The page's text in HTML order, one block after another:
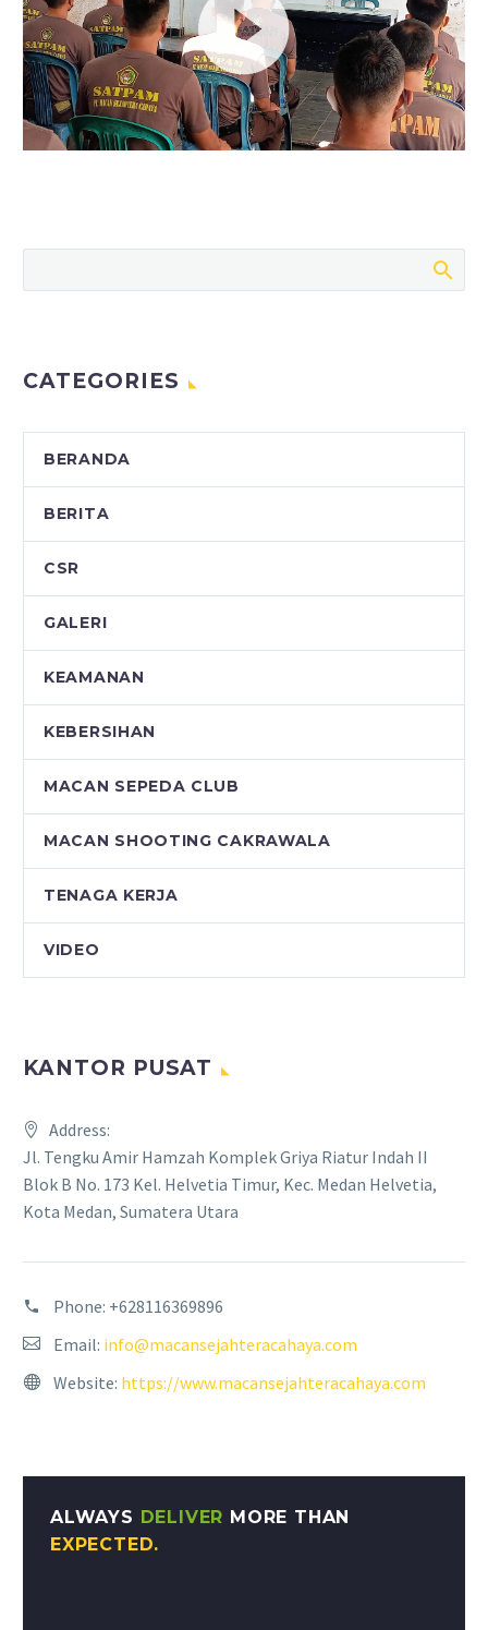
CATEGORIES
BERANDA
BERITA
CSR
GALERI
KEAMANAN
KEBERSIHAN
MACAN SEPEDA CLUB
MACAN SHOOTING CAKRAWALA
TENAGA KERJA
VIDEO
KANTOR PUSAT
Address:
Jl. Tengku Amir Hamzah Komplek Griya Riatur Indah II
Blok B No. 173 Kel. Helvetia Timur, Kec. Medan Helvetia,
Kota Medan, Sumatera Utara
Phone: +628116369896
Email: info@macansejahteracahaya.com
Website: https://www.macansejahteracahaya.com
ALWAYS DELIVER MORE THAN
EXPECTED.